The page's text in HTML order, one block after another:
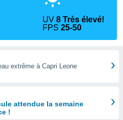
UV8 Très élevé!
FPS25-50
extrême à Capri Leone
attendue la semaine
!